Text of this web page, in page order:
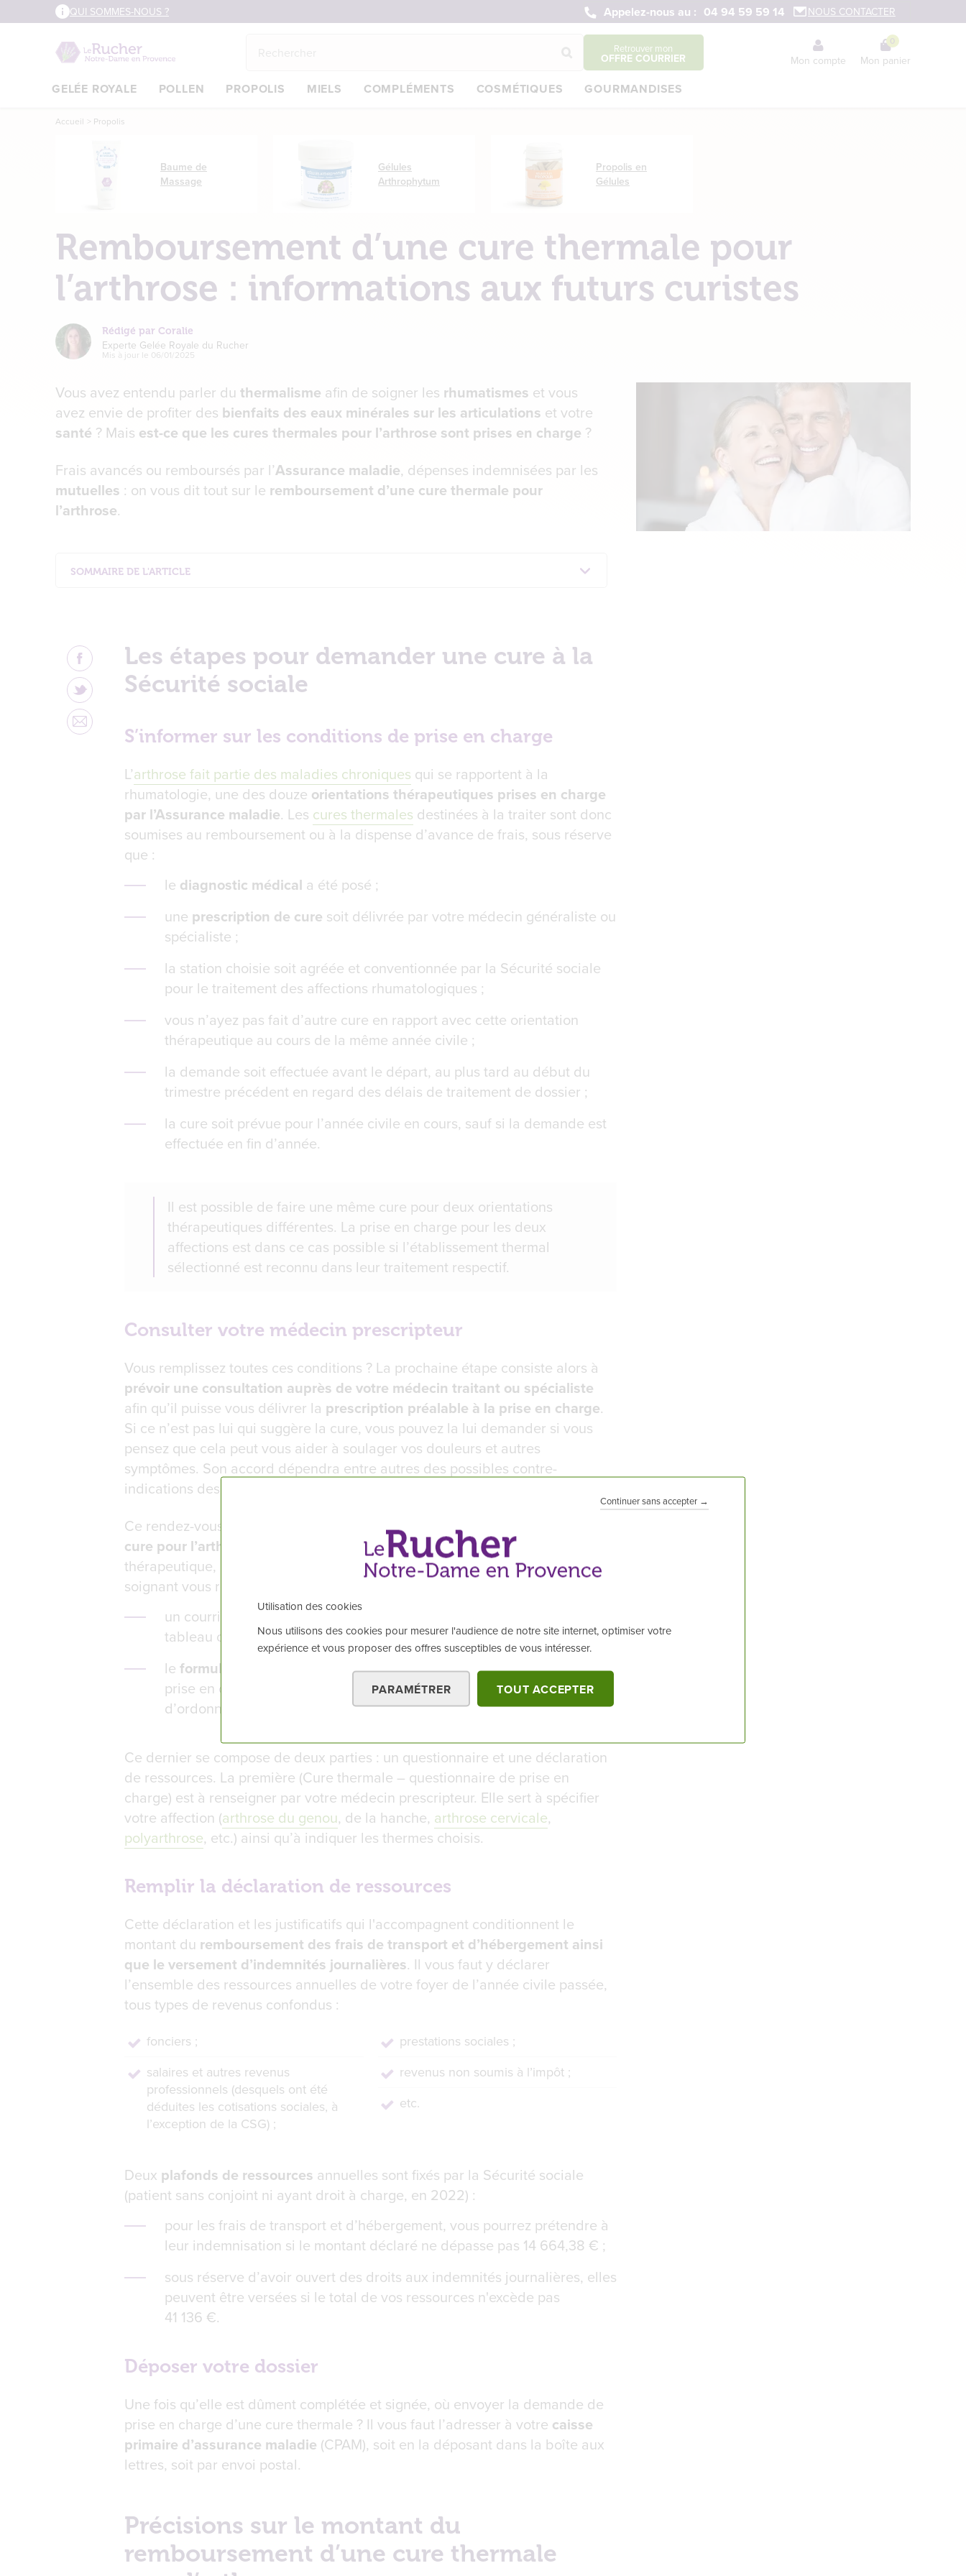
Continuer sans accepter →
Utilisation des cookies
Nous utilisons des cookies pour mesurer l'audience de notre site internet, optimiser votre
expérience et vous proposer des offres susceptibles de vous intéresser.
PARAMÉTRER TOUT ACCEPTER
au
QUI SOMMES-NOUS ? Appelez-nous au : 04 94 59 59 14 NOUS CONTACTER
Retrouver mon
OFFRE COURRIER Mon compte
0
Mon panier
GELÉE ROYALE POLLEN PROPOLIS MIELS COMPLÉMENTS COSMÉTIQUES GOURMANDISES
Accueil Propolis
Baume de
Massage
Gélules
Arthrophytum
Propolis en
Gélules
Remboursement d’une cure thermale pour
l’arthrose : informations aux futurs curistes
Rédigé par Coralie
Experte Gelée Royale du Rucher
Mis à jour le 06/01/2025
Vous avez entendu parler du thermalisme afin de soigner les rhumatismes et vous
avez envie de profiter des bienfaits des eaux minérales sur les articulations et votre
santé ? Mais est-ce que les cures thermales pour l’arthrose sont prises en charge ?
Frais avancés ou remboursés par l’Assurance maladie, dépenses indemnisées par les
mutuelles : on vous dit tout sur le remboursement d’une cure thermale pour
l’arthrose.
SOMMAIRE DE L'ARTICLE
Remplir la déclaration de ressources
Déposer votre dossier
Précisions sur le montant du remboursement d’une cure thermale pour l’arthrose
Le forfait thermal
Récapitulatif du reste à charge
Nos conseils avant de choisir une cure pour l’arthrose et de demander sa prise en charge
Les étapes pour demander une cure à la
Sécurité sociale
S’informer sur les conditions de prise en charge
L’arthrose fait partie des maladies chroniques qui se rapportent à la
rhumatologie, une des douze orientations thérapeutiques prises en charge
par l’Assurance maladie. Les cures thermales destinées à la traiter sont donc
soumises au remboursement ou à la dispense d’avance de frais, sous réserve
que :
le diagnostic médical a été posé ;
une prescription de cure soit délivrée par votre médecin généraliste ou
spécialiste ;
la station choisie soit agréée et conventionnée par la Sécurité sociale
pour le traitement des affections rhumatologiques ;
vous n’ayez pas fait d’autre cure en rapport avec cette orientation
thérapeutique au cours de la même année civile ;
la demande soit effectuée avant le départ, au plus tard au début du
trimestre précédent en regard des délais de traitement de dossier ;
la cure soit prévue pour l’année civile en cours, sauf si la demande est
effectuée en fin d’année.
Il est possible de faire une même cure pour deux orientations
thérapeutiques différentes. La prise en charge pour les deux
affections est dans ce cas possible si l’établissement thermal
sélectionné est reconnu dans leur traitement respectif.
Consulter votre médecin prescripteur
Vous remplissez toutes ces conditions ? La prochaine étape consiste alors à
prévoir une consultation auprès de votre médecin traitant ou spécialiste
afin qu’il puisse vous délivrer la prescription préalable à la prise en charge.
Si ce n’est pas lui qui suggère la cure, vous pouvez la lui demander si vous
pensez que cela peut vous aider à soulager vos douleurs et autres
symptômes. Son accord dépendra entre autres des possibles contre-
indications des soins thermaux, selon votre état de santé.
Ce rendez-vous vous permettra d’obtenir de bons
conseils sur la meilleure
cure pour l’arthrose
en fonction de vos besoins (double orientation
thérapeutique, proximité géographique, programmes spécifiques, etc.). Votre
soignant vous remettra aussi :
un courrier à destination du médecin thermal afin de l’informer de votre
tableau clinique ;
le formulaire cerfa n° 11139
, c’est-à-dire le dossier de demande de
prise en charge de la cure par l’Assurance maladie, qui fait office
d’ordonnance.
Ce dernier se compose de deux parties : un questionnaire et une déclaration
de ressources. La première (Cure thermale – questionnaire de prise en
charge) est à renseigner par votre médecin prescripteur. Elle sert à spécifier
votre affection (arthrose du genou, de la hanche, arthrose cervicale,
polyarthrose, etc.) ainsi qu’à indiquer les thermes choisis.
Remplir la déclaration de ressources
Cette déclaration et les justificatifs qui l'accompagnent conditionnent le
montant du remboursement des frais de transport et d’hébergement ainsi
que le versement d’indemnités journalières. Il vous faut y déclarer
l’ensemble des ressources annuelles de votre foyer de l’année civile passée,
tous types de revenus confondus :
fonciers ;
salaires et autres revenus
professionnels (desquels ont été
déduites les cotisations sociales, à
l’exception de la CSG) ;
prestations sociales ;
revenus non soumis à l’impôt ;
etc.
Deux plafonds de ressources annuelles sont fixés par la Sécurité sociale
(patient sans conjoint ni ayant droit à charge, en 2022) :
pour les frais de transport et d’hébergement, vous pourrez prétendre à
leur indemnisation si le montant déclaré ne dépasse pas 14 664,38 € ;
sous réserve d’avoir ouvert des droits aux indemnités journalières, elles
peuvent être versées si le total de vos ressources n'excède pas
41 136 €.
Déposer votre dossier
Une fois qu’elle est dûment complétée et signée, où envoyer la demande de
prise en charge d’une cure thermale ? Il vous faut l’adresser à votre caisse
primaire d’assurance maladie (CPAM), soit en la déposant dans la boîte aux
lettres, soit par envoi postal.
Précisions sur le montant du
remboursement d’une cure thermale